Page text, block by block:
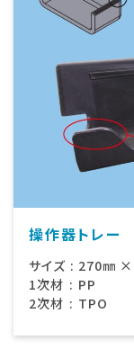
操作器トレー
サイズ : 270㎜
1次材 : PP
2次材 : TPO